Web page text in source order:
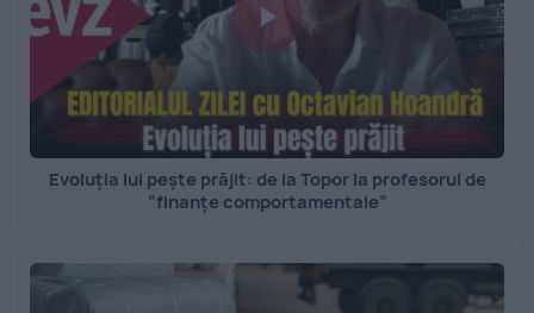
Evoluția lui pește prăjit: de la Topor la profesorul de
”finanțe comportamentale”